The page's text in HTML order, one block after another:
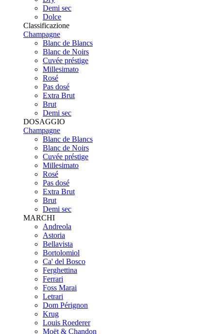
Demi sec
Dolce
Classificazione
Champagne
Blanc de Blancs
Blanc de Noirs
Cuvée préstige
Millesimato
Rosé
Pas dosé
Extra Brut
Brut
Demi sec
DOSAGGIO
Champagne
Blanc de Blancs
Blanc de Noirs
Cuvée préstige
Millesimato
Rosé
Pas dosé
Extra Brut
Brut
Demi sec
MARCHI
Andreola
Astoria
Bellavista
Bortolomiol
Ca' del Bosco
Ferghettina
Ferrari
Foss Marai
Letrari
Dom Pérignon
Krug
Louis Roederer
Moët & Chandon